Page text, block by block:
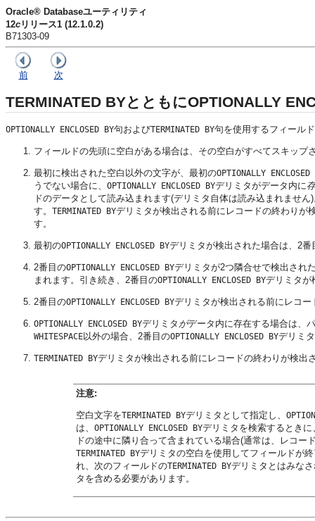
Oracle® Databaseユーティリティ
12c リリース1 (12.1.0.2)
B71303-09
前 次
TERMINATED BYとともにOPTIONALLY
OPTIONALLY ENCLOSED BY句およびTERMINATED BY句を使用するフィール
フィールドの先頭に空白がある場合は、その空白がすべてスキップ
最初に検出された空白以外の文字が、最初のOPTIONALLY ENCLOSED
うでない場合に、 OPTIONALLY ENCLOSED BYデリミタがデータ内に
ドのデータとして読み込まれます(デリミタ自体は読み込まれません
す。 TERMINATED BYデリミタが検出される前にレコードの終わりが
す。
最初のOPTIONALLY ENCLOSED BYデリミタが検出された場合は、2番
2番目のOPTIONALLY ENCLOSED BYデリミタが2つ隣合せで検出され
まれます。引き続き、2番目のOPTIONALLY ENCLOSED BYデリミタが
2番目のOPTIONALLY ENCLOSED BYデリミタが検出される前にレコ
OPTIONALLY ENCLOSED BYデリミタ がデータ内に存在する場合は、
WHITESPACE以外の場合、2番目のOPTIONALLY ENCLOSED BYデリミ
TERMINATED BYデリミタが検出される前にレコードの終わりが検出
注意:
空白文字をTERMINATED BYデリミタとして指定し、
は、 OPTIONALLY ENCLOSED BYデリミタを検索するとき
ドの途中に隣り合って含まれている場合(通常は、レコ
TERMINATED BYデリミタの空白を使用してフィールドが
れ、次のフィールドのTERMINATED BYデリミタとはみな
タを含める必要があります。